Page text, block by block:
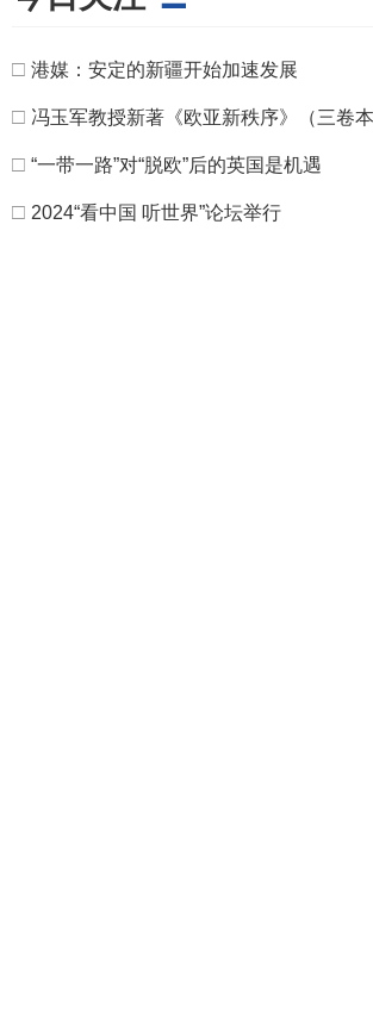
□ 港媒：安定的新疆开始加速发展
□ 冯玉军教授新著《欧亚新秩序》（三卷
□ “一带一路”对“脱欧”后的英国是机遇
□ 2024“看中国 听世界”论坛举行